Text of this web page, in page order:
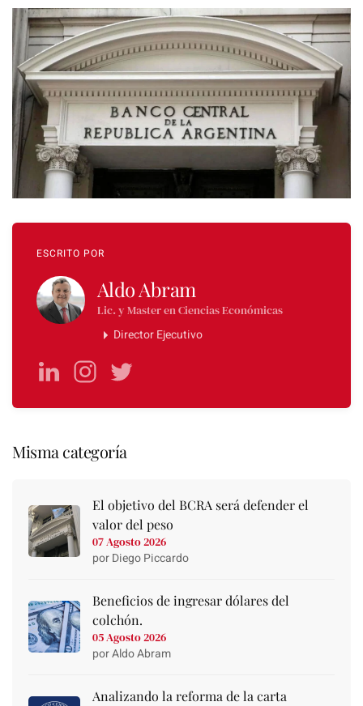
ESCRITO POR
Aldo Abram
Lic. y Master en Ciencias Económicas
Director Ejecutivo
Misma categoría
El objetivo del BCRA será defender el
valor del peso
07 Agosto 2026
por Diego Piccardo
Beneficios de ingresar dólares del
colchón.
05 Agosto 2026
por Aldo Abram
Analizando la reforma de la carta